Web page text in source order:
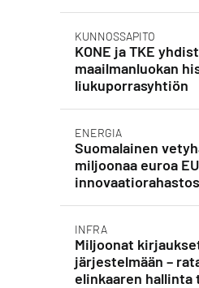
KUNNOSSAPITO
KONE ja TKE
maailmanluokan
liukuporrasyhtiön
ENERGIA
Suomalainen
miljoonaa euroa
INFRA
Miljoonat
järjestelmään –
elinkaaren hallinta